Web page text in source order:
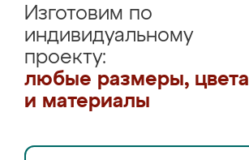
Изготовим по
индивидуальному
проекту:
любые размеры, цвета
и материалы